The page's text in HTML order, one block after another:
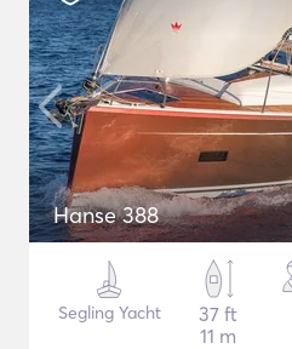
Hanse 388
Segling Yacht
37 ft
11 m